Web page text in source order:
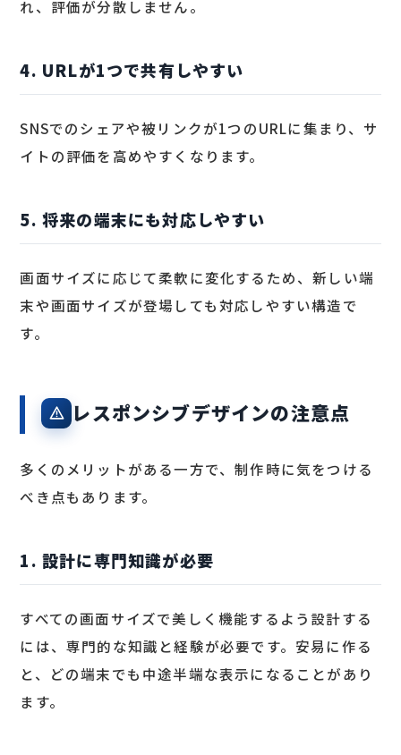
れ、評価が分散しません。
4. URLが1つで共有しやすい
SNSでのシェアや被リンクが1つのURLに集まり、サ
イトの評価を高めやすくなります。
5. 将来の端末にも対応しやすい
画面サイズに応じて柔軟に変化するため、新しい端
末や画面サイズが登場しても対応しやすい構造で
す。
レスポンシブデザインの注意点
多くのメリットがある一方で、制作時に気をつける
べき点もあります。
1. 設計に専門知識が必要
すべての画面サイズで美しく機能するよう設計する
には、専門的な知識と経験が必要です。安易に作る
と、どの端末でも中途半端な表示になることがあり
ます。